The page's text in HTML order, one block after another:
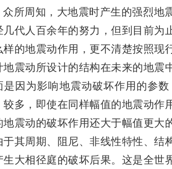
众所周知，大地震时产生的强烈地
几代人百余年的努力，但到目前为
样的地震动作用，更不清楚按照现
地震动所设计的结构在未来的地震
是因为影响地震动破坏作用的参
较多，即使在同样幅值的地震动作
地震动的破坏作用还大于幅值更大
于其周期、阻尼、非线性特性、结
生大相径庭的破坏后果。这是全世